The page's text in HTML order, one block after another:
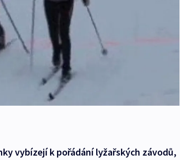
vybízejí k pořádání lyžařských závodů,